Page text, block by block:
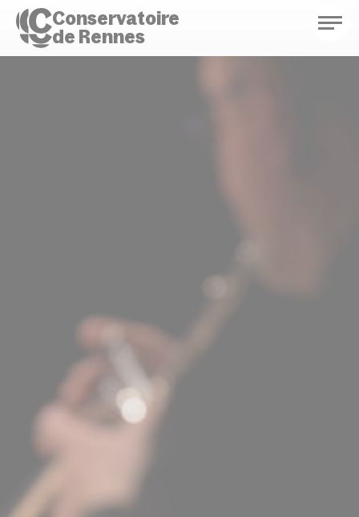
Conservatoire
de Rennes
Infos pratiques
CANDIDATURES
EXTRANET